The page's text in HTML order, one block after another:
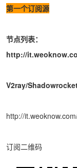
第一个订阅源
节点列表：
http://
V2ray/
http://
订阅二维码